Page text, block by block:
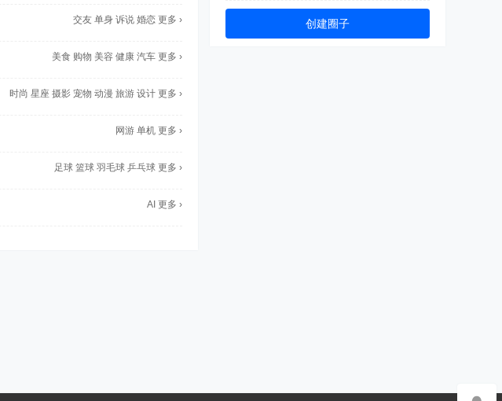
交友 单身 诉说 婚恋 更多 ›
美食 购物 美容 健康 汽车 更多 ›
时尚 星座 摄影 宠物 动漫 旅游 设计 更多 ›
网游 单机 更多 ›
足球 篮球 羽毛球 乒乓球 更多 ›
AI 更多 ›
创建圈子